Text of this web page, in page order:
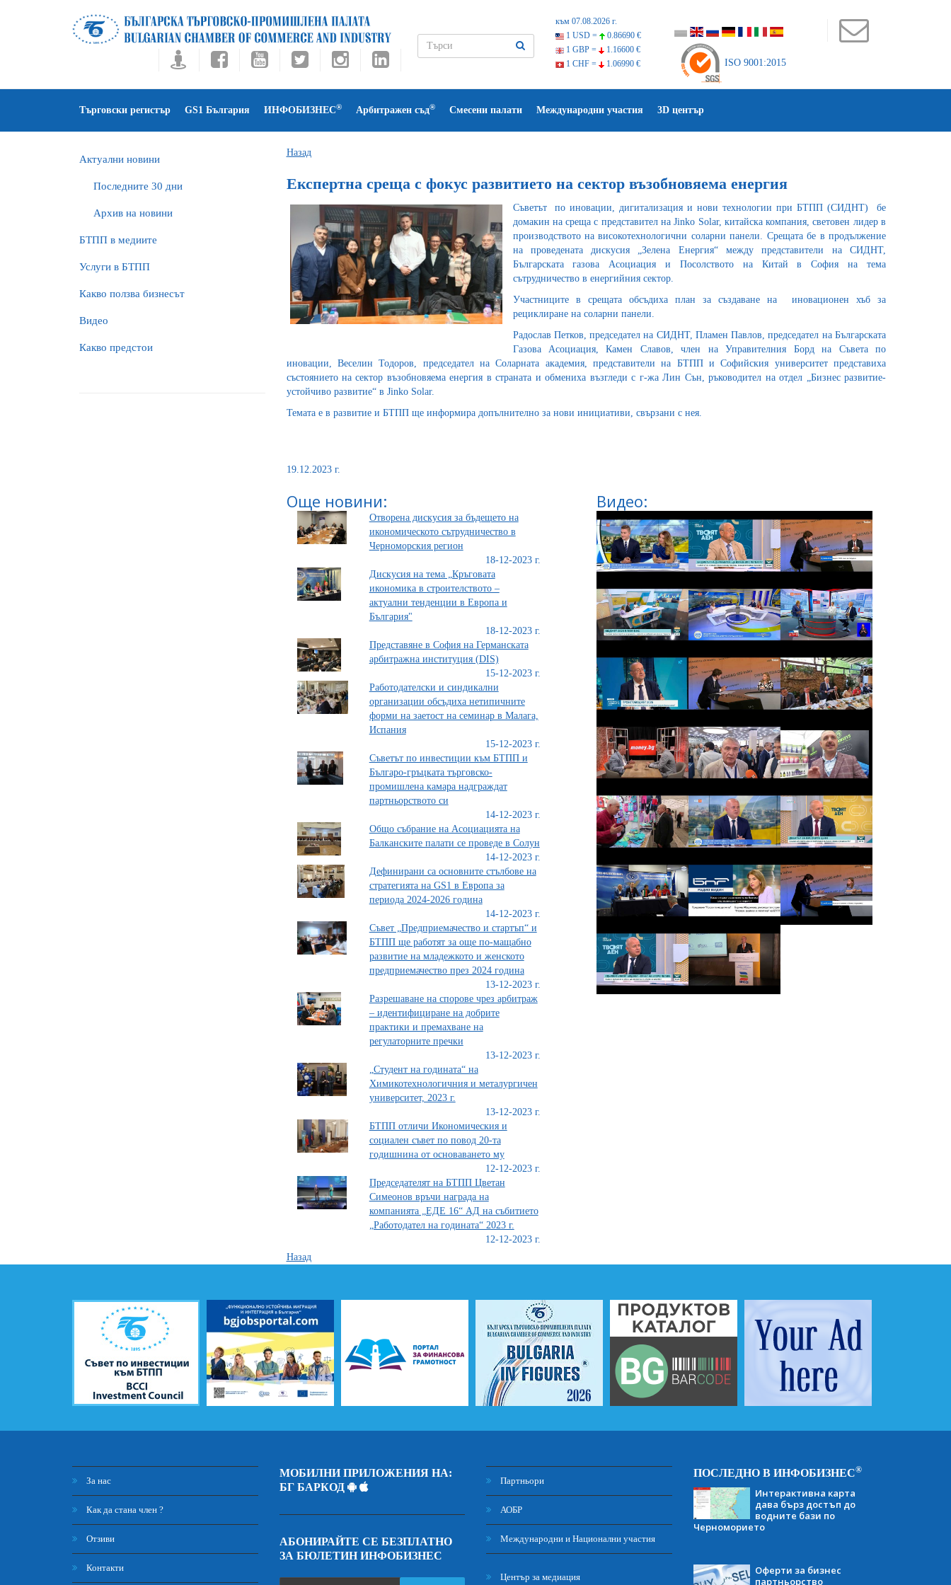
към 07.08.2026 г.
1 USD =
0.86690 €
1 GBP =
1.16600 €
1 CHF =
1.06990 € ISO 9001:2015
Търговски регистър GS1 България ИНФОБИЗНЕС® Арбитражен съд® Смесени палати Международни участия 3D център
Актуални новини
Последните 30 дни
Архив на новини
БTПП в медиите
Услуги в БТПП
Какво ползва бизнесът
Видео
Какво предстои
Назад
Експертна среща с фокус развитието на сектор възобновяема енергия
Съветът по иновации, дигитализация и нови технологии при БТПП (СИДНТ) бе
домакин на среща с представител на Jinko Solar, китайска компания, световен лидер в
производството на високотехнологични соларни панели. Срещата бе в продължение
на проведената дискусия „Зелена Енергия“ между представители на СИДНТ,
Българската газова Асоциация и Посолството на Китай в София на тема
сътрудничество в енергийния сектор.
Участниците в срещата обсъдиха план за създаване на иновационен хъб за
рециклиране на соларни панели.
Радослав Петков, председател на СИДНТ, Пламен Павлов, председател на Българската
Газова Асоциация, Камен Славов, член на Управителния Борд на Съвета по
иновации, Веселин Тодоров, председател на Соларната академия, представители на БТПП и Софийския университет представиха
състоянието на сектор възобновяема енергия в страната и обмениха възгледи с г-жа Лин Сън, ръководител на отдел „Бизнес развитие-
устойчиво развитие“ в Jinko Solar.
Темата е в развитие и БТПП ще информира допълнително за нови инициативи, свързани с нея.
19.12.2023 г.
Още новини:
Отворена дискусия за бъдещето на
икономическото сътрудничество в
Черноморския регион
18-12-2023 г.
Дискусия на тема „Кръговата
икономика в строителството –
актуални тенденции в Европа и
България"
18-12-2023 г.
Представяне в София на Германската
арбитражна институция (DIS)
15-12-2023 г.
Работодателски и синдикални
организации обсъдиха нетипичните
форми на заетост на семинар в Малага,
Испания
15-12-2023 г.
Съветът по инвестиции към БТПП и
Българо-гръцката търговско-
промишлена камара надграждат
партньорството си
14-12-2023 г.
Общо събрание на Асоциацията на
Балканските палати се проведе в Солун
14-12-2023 г.
Дефинирани са основните стълбове на
стратегията на GS1 в Европа за
периода 2024-2026 година
14-12-2023 г.
Съвет „Предприемачество и стартъп“ и
БТПП ще работят за още по-мащабно
развитие на младежкото и женското
предприемачество през 2024 година
13-12-2023 г.
Разрешаване на спорове чрез арбитраж
– идентифициране на добрите
практики и премахване на
регулаторните пречки
13-12-2023 г.
„Студент на годината“ на
Химикотехнологичния и металургичен
университет, 2023 г.
13-12-2023 г.
БТПП отличи Икономическия и
социален съвет по повод 20-та
годишнина от основаването му
12-12-2023 г.
Председателят на БТПП Цветан
Симеонов връчи награда на
компанията „ЕДЕ 16“ АД на събитието
„Работодател на годината“ 2023 г.
12-12-2023 г.
Видео:
Назад
За нас
Как да стана член ?
Отзиви
Контакти
МОБИЛНИ ПРИЛОЖЕНИЯ НА:
БГ БАРКОД
АБОНИРАЙТЕ СЕ БЕЗПЛАТНО
ЗА БЮЛЕТИН ИНФОБИЗНЕС
Партньори
АОБР
Международни и Национални участия
Център за медиация
ПОСЛЕДНО В ИНФОБИЗНЕС®
Интерактивна карта
дава бърз достъп до
водните бази по
Черноморието
Оферти за бизнес
партньорство